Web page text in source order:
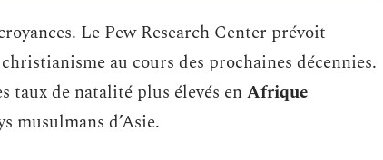
Le Pew Research Center prévoit
au cours des prochaines décennies.
taux de natalité plus élevés enAfrique
musulmans d’Asie.